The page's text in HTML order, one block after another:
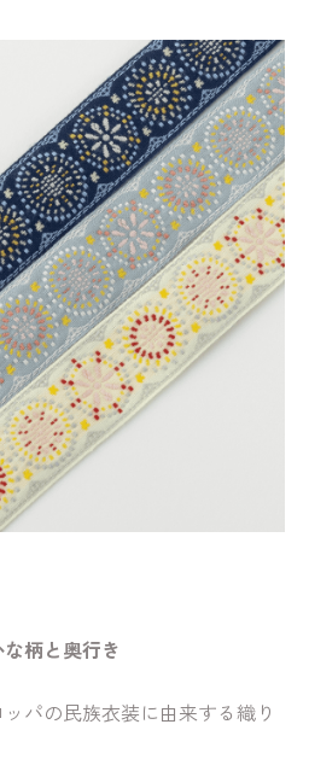
柄と奥行き
パの民族衣装に由来する織り